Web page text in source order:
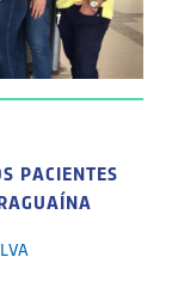
PACIENTES